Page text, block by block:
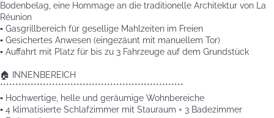
Bodenbelag, eine Hommage an die traditionelle Architektur von La
Réunion
▪️ Gasgrillbereich für gesellige Mahlzeiten im Freien
▪️ Gesichertes Anwesen (eingezäunt mit manuellem Tor)
▪️ Auffahrt mit Platz für bis zu 3 Fahrzeuge auf dem Grundstück
🏠 INNENBEREICH
************************************************************
▪️ Hochwertige, helle und geräumige Wohnbereiche
▪️ 4 klimatisierte Schlafzimmer mit Stauraum + 3 Badezimmer